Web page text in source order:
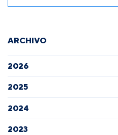
ARCHIVO
2026
2025
2024
2023